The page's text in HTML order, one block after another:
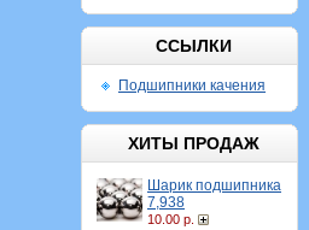
ССЫЛКИ
Подшипники качения
ХИТЫ ПРОДАЖ
Шарик подшипника
7,938
10.00 р.